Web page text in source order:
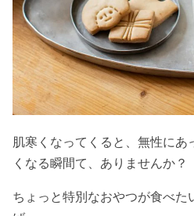
肌寒くなってくると、無性にあ
くなる瞬間て、ありませんか？
ちょっと特別なおやつが食べた